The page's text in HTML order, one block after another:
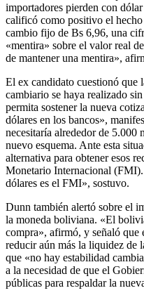
importadores pierden con
calificó como positivo el
cambio fijo de Bs 6,96, una
«mentira» sobre el valor real
de mantener una mentira»,
El ex candidato cuestionó que
cambiario se haya realizado
permita sostener la nueva
dólares en los bancos»,
necesitaría alrededor de 5.000
nuevo esquema. Ante esta
alternativa para obtener esos
Monetario Internacional
dólares es el FMI», sostuvo.
Dunn también alertó sobre el
la moneda boliviana. «El
compra», afirmó, y señaló
reducir aún más la liquidez de
que «no hay estabilidad
a la necesidad de que el
públicas para respaldar la